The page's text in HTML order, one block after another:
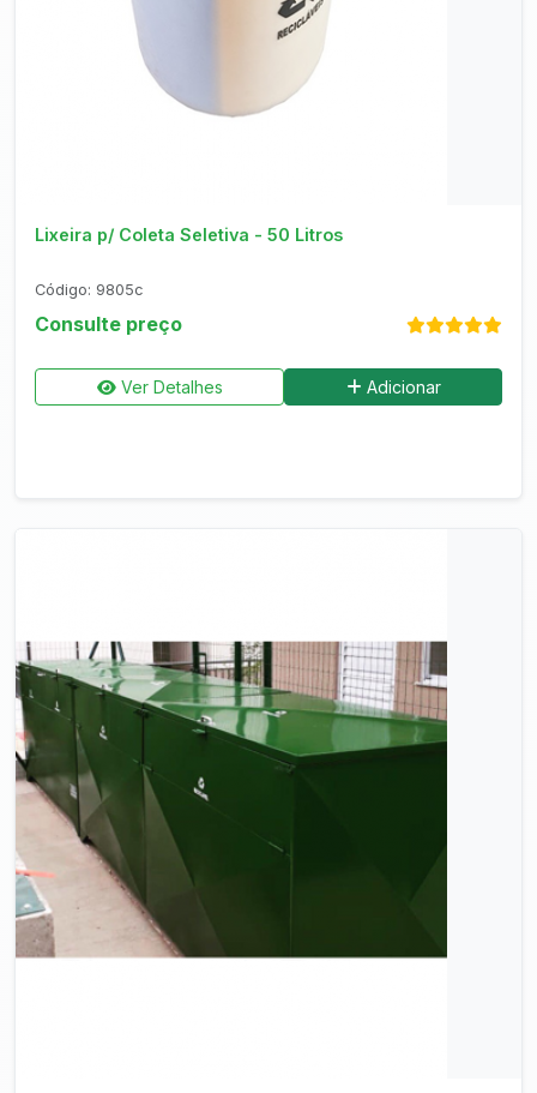
Lixeira p/ Coleta Seletiva - 50 Litros
Código: 9805c
Consulte preço
Ver Detalhes Adicionar